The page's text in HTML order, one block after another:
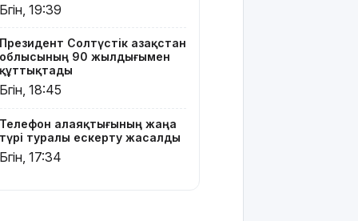
Ұлдана
қатысты іс
сотқа
жолданды
қашқандар:
«Жел
үңгірі»
Бүгін, 19:39
Президент Солтүстік Қазақстан
облысының 90 жылдығымен
құттықтады
Бүгін, 18:45
Телефон алаяқтығының жаңа
түрі туралы ескерту жасалды
Бүгін, 17:34